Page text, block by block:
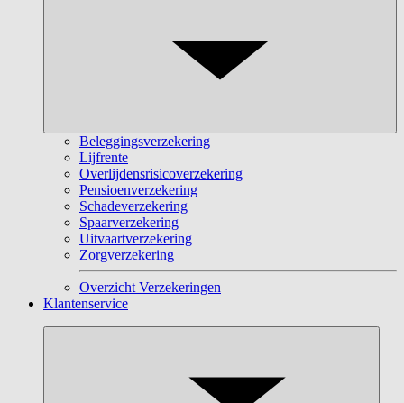
Beleggingsverzekering
Lijfrente
Overlijdensrisicoverzekering
Pensioenverzekering
Schadeverzekering
Spaarverzekering
Uitvaartverzekering
Zorgverzekering
Overzicht Verzekeringen
Klantenservice